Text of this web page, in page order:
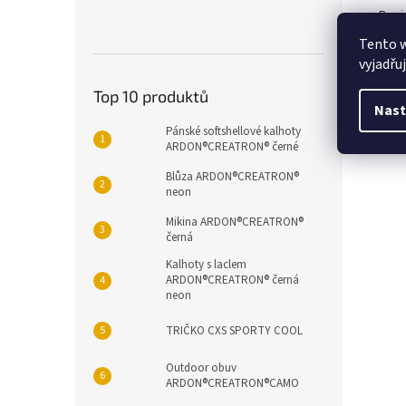
Tento
Top 10 produktů
Pánské softshellové kalhoty
ARDON®CREATRON® černé
Blůza ARDON®CREATRON®
neon
Mikina ARDON®CREATRON®
černá
Kalhoty s laclem
ARDON®CREATRON® černá
neon
TRIČKO CXS SPORTY COOL
Outdoor obuv
ARDON®CREATRON®CAMO